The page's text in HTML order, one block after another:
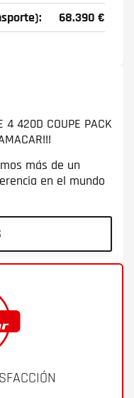
68.390 €
4 420D COUPE PACK
más de un
en el mundo